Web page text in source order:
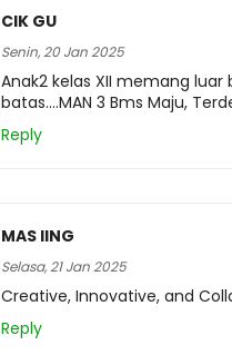
CIK GU
Senin, 20 Jan 2025
Anak2 kelas XII memang
batas….MAN 3 Bms Maju,
Reply
MAS IING
Selasa, 21 Jan 2025
Creative, Innovative, and
Reply